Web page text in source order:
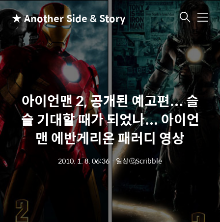
★ Another Side & Story 메
뉴
아이언맨 2, 공개된 예고편... 슬
슬 기대할 때가 되었나... 아이언
맨 에반게리온 패러디 영상
2010. 1. 8. 06:36 ㆍ일상🤔Scribble